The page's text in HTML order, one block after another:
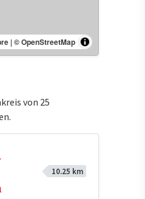
| © OpenStreetMap
von 25
10.25 km